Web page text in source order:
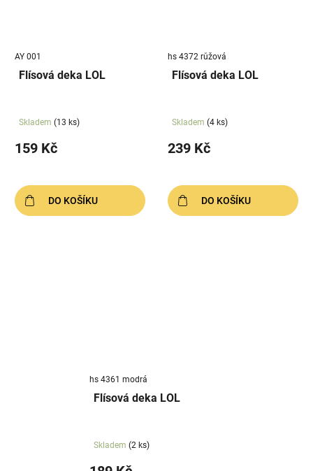
AY 001
Flísová deka LOL
Skladem (13 ks)
159 Kč
DO KOŠÍKU
hs 4372 růžová
Flísová deka LOL
Skladem (4 ks)
239 Kč
DO KOŠÍKU
hs 4361 modrá
Flísová deka LOL
Skladem (2 ks)